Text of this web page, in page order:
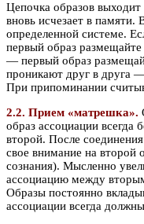
Цепочка образов выходит
вновь исчезает в памяти.
определенной системе.
первый образ размещайте
— первый образ
проникают друг в друга
При припоминании
2.2. Прием «матрешка».
образ ассоциации всегда
второй. После
свое внимание на второй
сознания). Мысленно
ассоциацию между
Образы постоянно
ассоциации всегда